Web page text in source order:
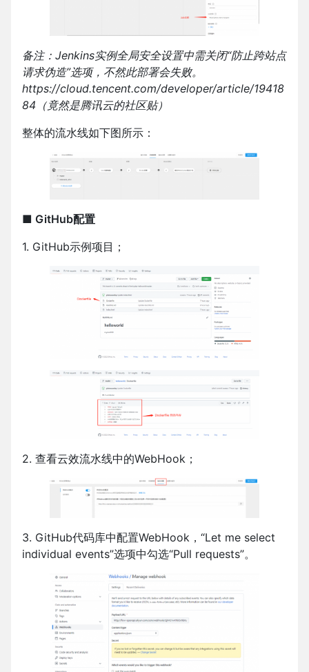
备注：Jenkins实例全局安全设置中需关闭“防止跨站点
请求伪造”选项，不然此部署会失败。
https://cloud.tencent.com/developer/article/19418
84（竟然是腾讯云的社区贴）
整体的流水线如下图所示：
■ GitHub配置
1. GitHub示例项目；
2. 查看云效流水线中的WebHook；
3. GitHub代码库中配置WebHook，“Let me select
individual events”选项中勾选“Pull requests”。